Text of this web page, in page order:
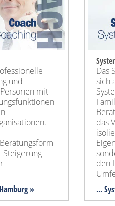
und
mit
Steigerung
»
Das
sich
das
den
...